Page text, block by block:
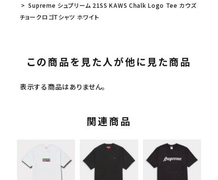
Supreme シュプリーム 21SS KAWS Chalk Logo Tee カウズ
チョークロゴTシャツ ホワイト
この商品を見た人が他に見た商品
表示する商品はありません。
関連商品